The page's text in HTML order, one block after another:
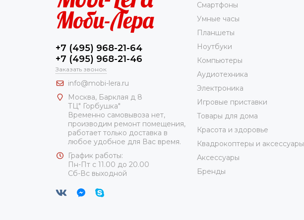
+7 (495) 968-21-64
+7 (495) 968-21-46
Заказать звонок
info@mobi-lera.ru
Москва, Барклая д 8
ТЦ" Горбушка"
Временно самовывоза нет,
производим ремонт помещения,
работает только доставка в
любое удобное для Вас время.
График работы:
Пн-Пт с 11.00 до 20.00
Сб-Вс выходной
Смартфоны
Умные часы
Планшеты
Ноутбуки
Компьютеры
Аудиотехника
Электроника
Игровые приставки
Товары для дома
Красота и здоровье
Квадрокоптеры и аксессуары
Аксессуары
Бренды